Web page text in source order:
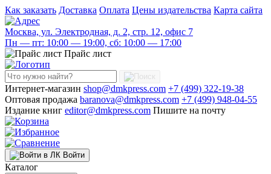
Как заказать Доставка Оплата Цены издательства Карта сайта
Москва, ул. Электродная, д. 2, стр. 12, офис 7
Пн — пт: 10:00 — 19:00, сб: 10:00 — 17:00
Прайс лист
Интернет-магазин shop@dmkpress.com +7 (499) 322-19-38
Оптовая продажа baranova@dmkpress.com +7 (499) 948-04-55
Издание книг editor@dmkpress.com Пишите на почту
Войти
Каталог